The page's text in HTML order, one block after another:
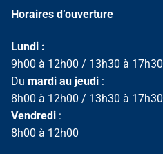
Horaires d’ouverture
Lundi :
9h00 à 12h00 / 13h30 à 17h30
Du mardi au jeudi :
8h00 à 12h00 / 13h30 à 17h30
Vendredi :
8h00 à 12h00